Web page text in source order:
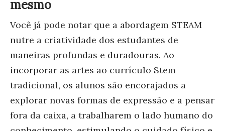
mesmo
Você já pode notar que a abordagem STEAM
nutre a criatividade dos estudantes de
maneiras profundas e duradouras. Ao
incorporar as artes ao currículo Stem
tradicional, os alunos são encorajados a
explorar novas formas de expressão e a pensar
fora da caixa, a trabalharem o lado humano do